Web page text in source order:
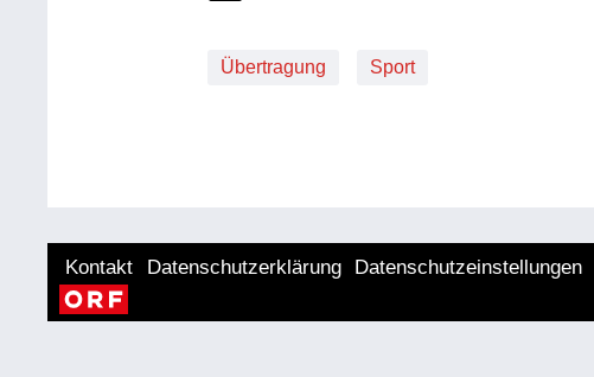
Übertragung Sport
Kontakt Datenschutzerklärung Datenschutzeinstellungen